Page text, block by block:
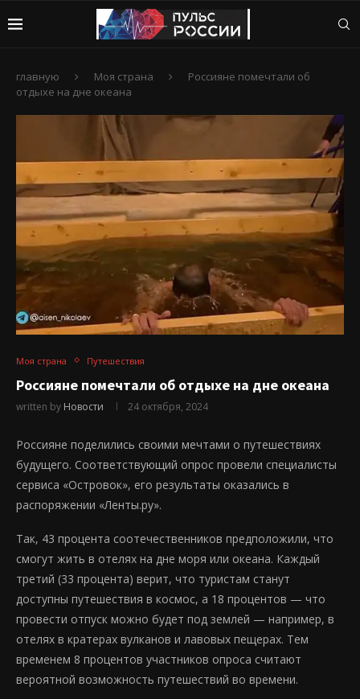
главную Моя страна
Россияне помечтали об
отдыхе на дне океана
Моя страна Путешествия
Россияне помечтали об отдыхе на дне океана
written by Новости 24 октября, 2024
Россияне поделились своими мечтами о путешествиях
будущего. Соответствующий опрос провели специалисты
сервиса «Островок», его результаты оказались в
распоряжении «Ленты.ру».
Так, 43 процента соотечественников предположили, что
смогут жить в отелях на дне моря или океана. Каждый
третий (33 процента) верит, что туристам станут
доступны путешествия в космос, а 18 процентов — что
провести отпуск можно будет под землей — например, в
отелях в кратерах вулканов и лавовых пещерах. Тем
временем 8 процентов участников опроса считают
вероятной возможность путешествий во времени.